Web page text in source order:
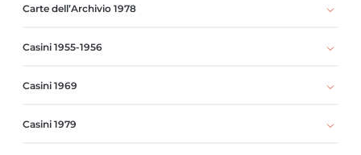
Carte dell’Archivio 1978
Casini 1955-1956
Casini 1969
Casini 1979